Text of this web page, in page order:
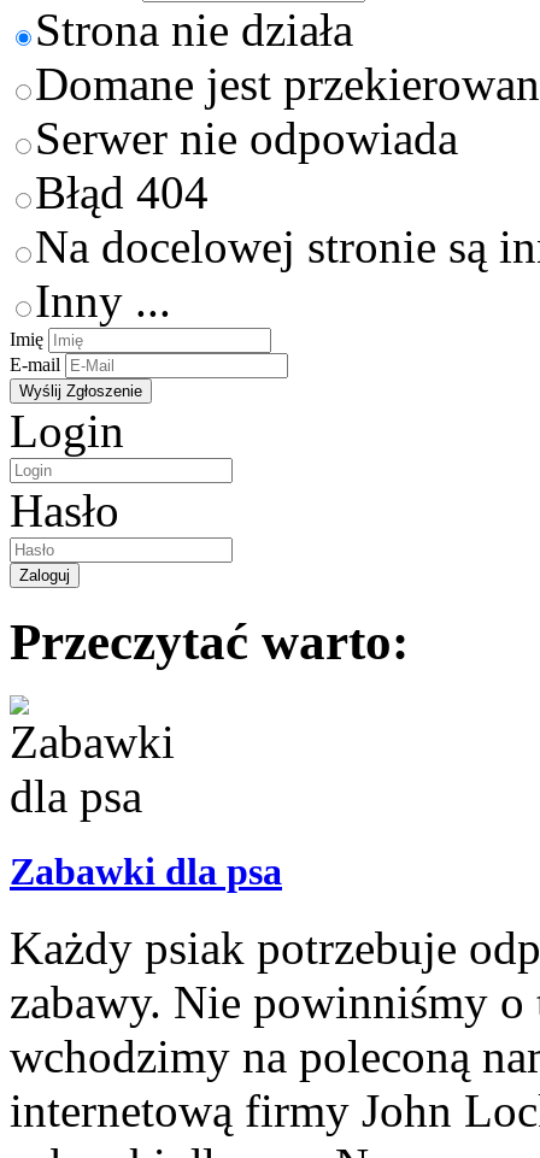
Strona nie działa
Domane jest
Serwer nie odpowiada
Błąd 404
Na docelowej stronie są
Inny ...
Imię
E-mail
Login
Hasło
Przeczytać warto:
Zabawki dla psa
Każdy psiak potrzebuje
zabawy. Nie powinniśmy o
wchodzimy na poleconą
internetową firmy John